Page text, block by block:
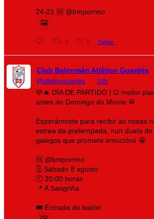
24-21 🆚 @bmporrino
3 6 Twitter
Club Balonmán Atlético Guardés
@atleticoguardes · 24h
🩵🔥 DÍA DE PARTIDO | O mellor
antes do Domingo do Monte 🥁
Esperámoste para recibir ás nosas
estrea da pretempada, nun duelo de
galegos que promete emocións 🤩
🆚 @bmporrino
🗓️ Sábado 8 agosto
🕗 20:00 horas
📍 A Sangriña
🎟️ Entrada de balde!